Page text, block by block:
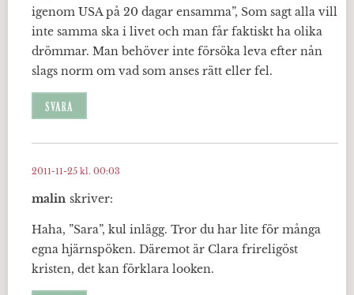
igenom USA på 20 dagar ensamma”, Som sagt alla vill
inte samma ska i livet och man får faktiskt ha olika
drömmar. Man behöver inte försöka leva efter nån
slags norm om vad som anses rätt eller fel.
SVARA
malin skriver:
2011-11-25 kl. 00:03
Haha, ”Sara”, kul inlägg. Tror du har lite för många
egna hjärnspöken. Däremot är Clara frireligöst
kristen, det kan förklara looken.